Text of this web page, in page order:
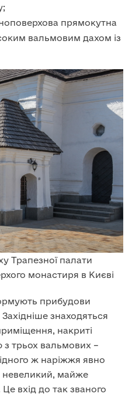
прямокутна
вальмовим дахом із
Трапезної палати
монастиря в Києві
прибудови
знаходяться
накриті
трьох вальмових –
ж наріжжя явно
майже
вхід до так званого